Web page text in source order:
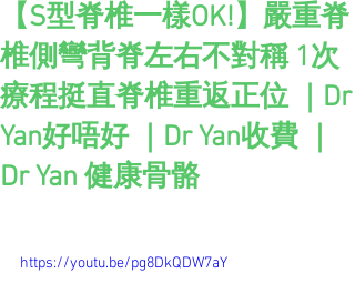
【S型脊椎一樣OK!】嚴重脊
椎側彎背脊左右不對稱 1次
療程挺直脊椎重返正位 ｜Dr
Yan好唔好 ｜Dr Yan收費 ｜
Dr Yan 健康骨骼
https://youtu.be/pg8DkQDW7aY